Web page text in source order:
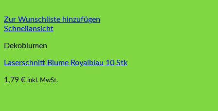
Zur Wunschliste hinzufügen
Schnellansicht
Dekoblumen
Laserschnitt Blume Royalblau 10 Stk
1,79 € inkl. MwSt.